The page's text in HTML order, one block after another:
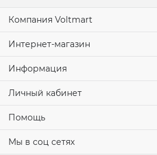
Компания Voltmart
Интернет-магазин
Информация
Личный кабинет
Помощь
Мы в соц сетях